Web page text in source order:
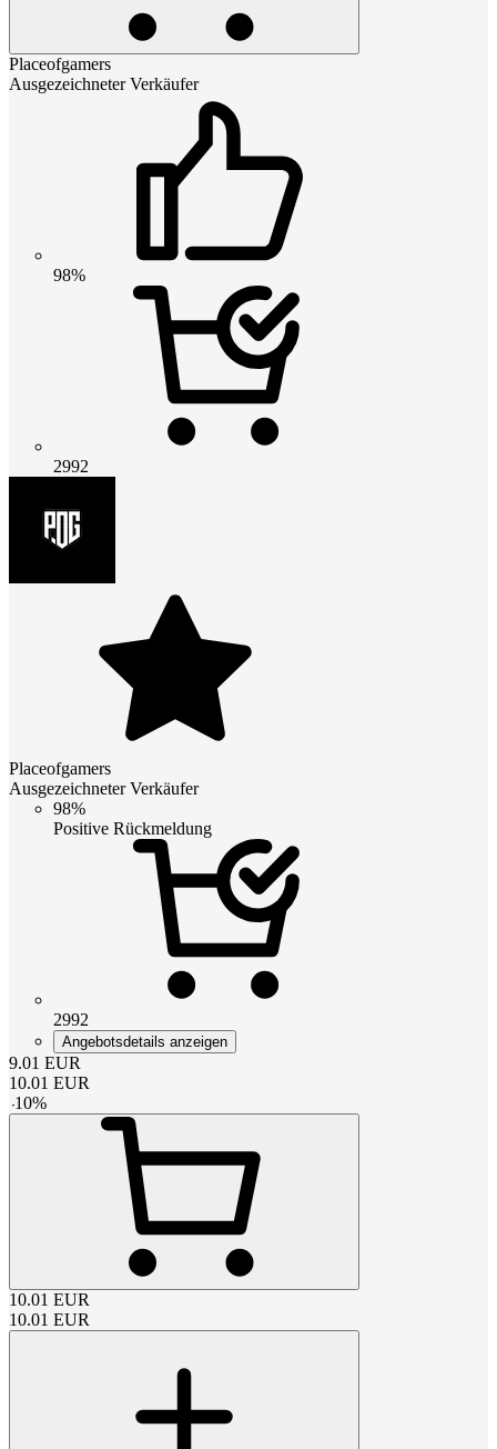
Placeofgamers
Ausgezeichneter Verkäufer
98%
2992
Placeofgamers
Ausgezeichneter Verkäufer
98%
Positive Rückmeldung
2992
Angebotsdetails anzeigen
9.01 EUR
10.01 EUR
-10%
10.01 EUR
10.01 EUR